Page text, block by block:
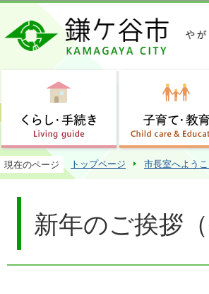
現在のページ トップページ 市長室へよう
新年のご挨拶